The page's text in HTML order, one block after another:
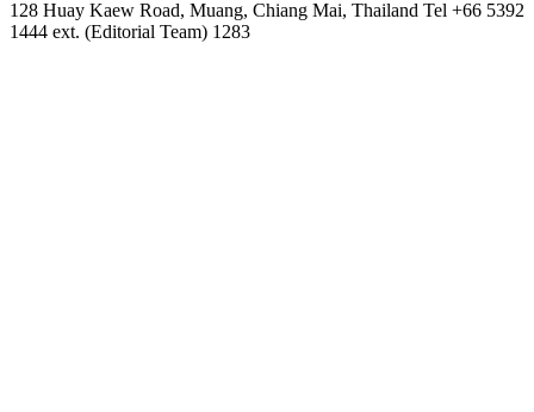
128 Huay Kaew Road, Muang, Chiang Mai, Thailand Tel +66 5392
1444 ext. (Editorial Team) 1283